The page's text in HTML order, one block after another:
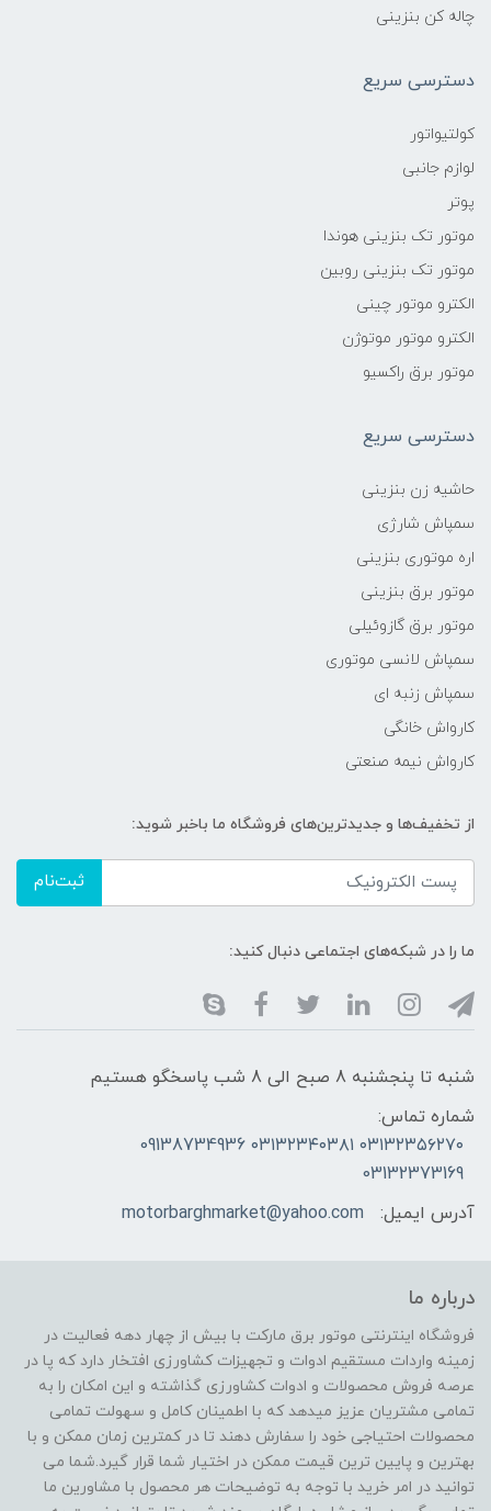
چاله کن بنزینی
دسترسی سریع
کولتیواتور
لوازم جانبی
پوتر
موتور تک بنزینی هوندا
موتور تک بنزینی روبین
الکترو موتور چینی
الکترو موتور موتوژن
موتور برق راکسیو
دسترسی سریع
حاشیه زن بنزینی
سمپاش شارژی
اره موتوری بنزینی
موتور برق بنزینی
موتور برق گازوئیلی
سمپاش لانسی موتوری
سمپاش زنبه ای
کارواش خانگی
کارواش نیمه صنعتی
از تخفیف‌ها و جدیدترین‌های فروشگاه ما باخبر شوید:
ثبت‌نام
ما را در شبکه‌های اجتماعی دنبال کنید:
شنبه تا پنجشنبه 8 صبح الی 8 شب پاسخگو هستیم
شماره تماس:
۰۳۱۳۲۳۵۶۲۷۰ ۰۳۱۳۲۳۴۰۳۸۱ 09138734936
03132373169
آدرس ایمیل:
motorbarghmarket@yahoo.com
درباره ما
فروشگاه اینترنتی موتور برق مارکت با بیش از چهار دهه فعالیت در
زمینه واردات مستقیم ادوات و تجهیزات کشاورزی افتخار دارد که پا در
عرصه فروش محصولات و ادوات کشاورزی گذاشته و این امکان را به
تمامی مشتریان عزیز میدهد که با اطمینان کامل و سهولت تمامی
محصولات احتیاجی خود را سفارش دهند تا در کمترین زمان ممکن و با
بهترین و پایین ترین قیمت ممکن در اختیار شما قرار گیرد.شما می
توانید در امر خرید با توجه به توضیحات هر محصول با مشاورین ما